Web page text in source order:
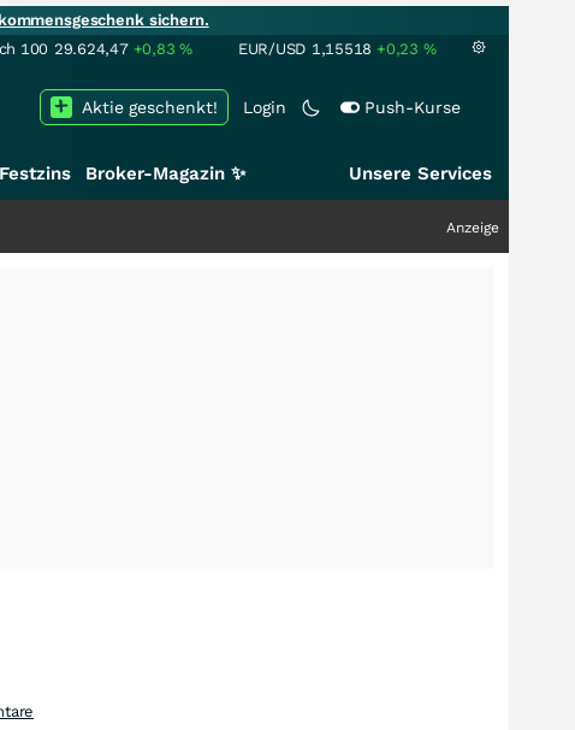
sichern.
100 29.624,47 +0,83% EUR/USD 1,15518 +0,23 %
Login Push-Kurse
Aktie geschenkt!
Festzins Broker-Magazin ✨ Unsere Services
Anzeige